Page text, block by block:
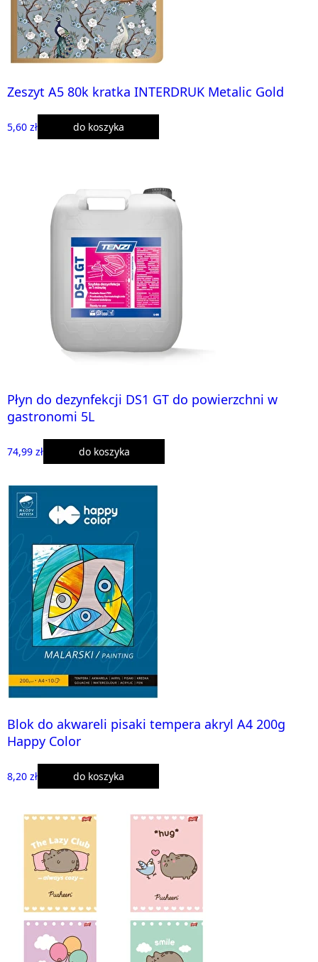
Zeszyt A5 80k kratka INTERDRUK Metalic Gold
5,60 zł do koszyka
Płyn do dezynfekcji DS1 GT do powierzchni w
gastronomi 5L
74,99 zł do koszyka
Blok do akwareli pisaki tempera akryl A4 200g
Happy Color
8,20 zł do koszyka